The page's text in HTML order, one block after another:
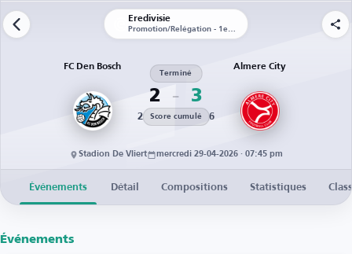
Eredivisie
Promotion/Relégation - 1er tour - Match aller
FC Den Bosch
2
Terminé
3
2 Score cumulé 6
Almere City
Stadion De Vliert mercredi 29-04-2026 · 07:45 pm
Événements Détail Compositions Statistiques
Événements